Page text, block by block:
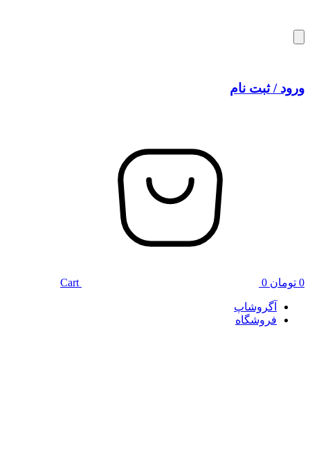
ورود / ثبت نام
0 تومان 0
Cart
آگروشاپ
فروشگاه